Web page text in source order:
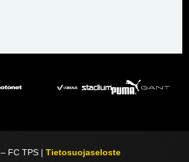
– FC TPS |Tietosuojaseloste